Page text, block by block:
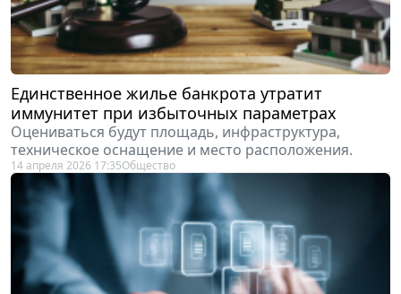
Единственное жилье банкрота утратит
иммунитет при избыточных параметрах
Оцениваться будут площадь, инфраструктура,
техническое оснащение и место расположения.
14 апреля 2026 17:35Общество